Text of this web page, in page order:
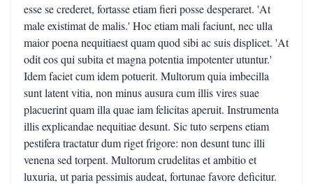
esse se crederet, fortasse etiam fieri posse desperaret. 'At
male existimat de malis.' Hoc etiam mali faciunt, nec ulla
maior poena nequitiaest quam quod sibi ac suis displicet. 'At
odit eos qui subita et magna potentia impotenter utuntur.'
Idem faciet cum idem potuerit. Multorum quia imbecilla
sunt latent vitia, non minus ausura cum illis vires suae
placuerint quam illa quae iam felicitas aperuit. Instrumenta
illis explicandae nequitiae desunt. Sic tuto serpens etiam
pestifera tractatur dum riget frigore: non desunt tunc illi
venena sed torpent. Multorum crudelitas et ambitio et
luxuria, ut paria pessimis audeat, fortunae favore deficitur.